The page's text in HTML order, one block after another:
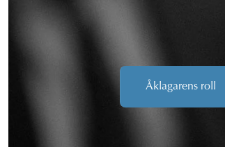
Åklagarens roll